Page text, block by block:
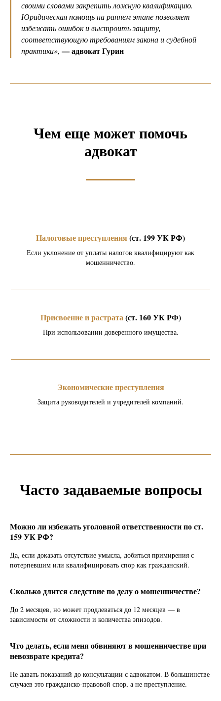
своими словами закрепить ложную квалификацию.
Юридическая помощь на раннем этапе позволяет
избежать ошибок и выстроить защиту,
соответствующую требованиям закона и судебной
практики», — адвокат Гурин
Чем еще может помочь
адвокат
Налоговые преступления(ст. 199 УК РФ)
Если уклонение от уплаты налогов квалифицируют как
мошенничество.
Присвоение и растрата(ст. 160 УК РФ)
При использовании доверенного имущества.
Экономические преступления
Защита руководителей и учредителей компаний.
Часто задаваемые вопросы
Можно ли избежать уголовной ответственности по ст.
159 УК РФ?
Да, если доказать отсутствие умысла, добиться примирения с
потерпевшим или квалифицировать спор как гражданский.
Сколько длится следствие по делу о мошенничестве?
До 2 месяцев, но может продлеваться до 12 месяцев — в
зависимости от сложности и количества эпизодов.
Что делать, если меня обвиняют в мошенничестве при
невозврате кредита?
Не давать показаний до консультации с адвокатом. В большинстве
случаев это гражданско-правовой спор, а не преступление.